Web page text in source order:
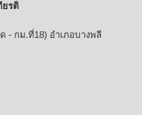
ยรติ
- กม.ที่18) อำเภอบางพลี